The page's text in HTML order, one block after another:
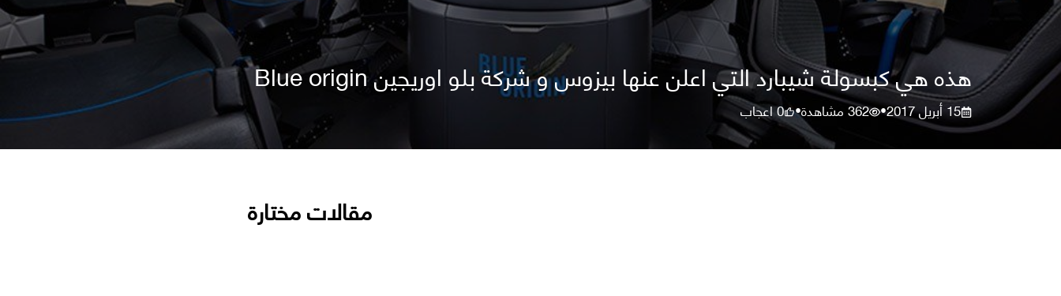
هذه هي كبسولة شيبارد التي اعلن عنها بيزوس و شركة بلو اوريجين Blue origin
15 أبريل 2017 •
362مشاهدة•
0اعجاب
مقالات مختارة